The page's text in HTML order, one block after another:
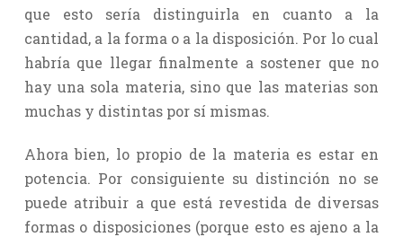
que esto sería distinguirla en cuanto a la
cantidad, a la forma o a la disposición. Por lo cual
habría que llegar finalmente a sostener que no
hay una sola materia, sino que las materias son
muchas y distintas por sí mismas.
Ahora bien, lo propio de la materia es estar en
potencia. Por consiguiente su distinción no se
puede atribuir a que está revestida de diversas
formas o disposiciones (porque esto es ajeno a la